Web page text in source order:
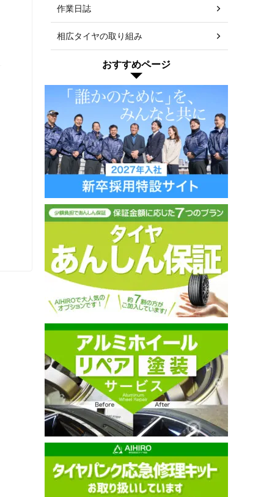
作業日誌
相広タイヤの取り組み
おすすめページ